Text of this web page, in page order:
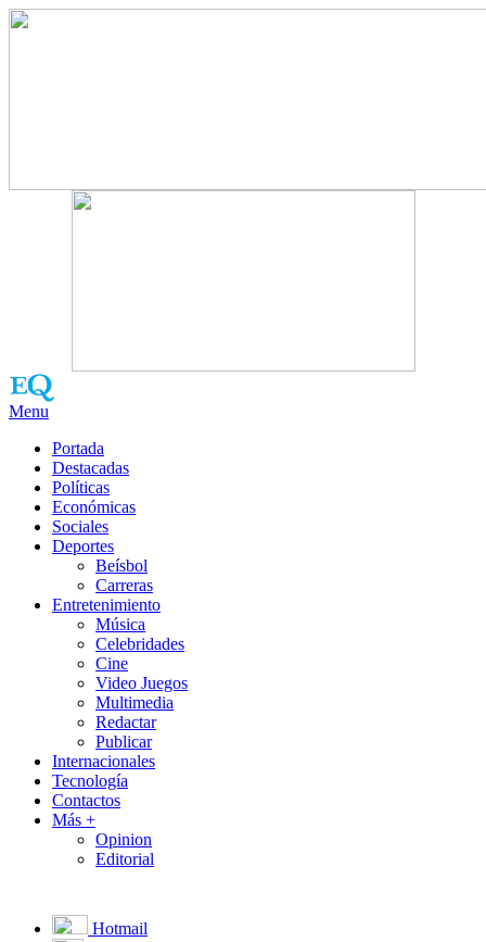
Menu
Portada
Destacadas
Políticas
Económicas
Sociales
Deportes
Beísbol
Carreras
Entretenimiento
Música
Celebridades
Cine
Video Juegos
Multimedia
Redactar
Publicar
Internacionales
Tecnología
Contactos
Más +
Opinion
Editorial
Hotmail